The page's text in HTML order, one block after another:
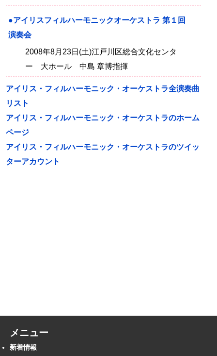
●アイリスフィルハーモニックオーケストラ 第１回
演奏会
2008年8月23日(土)江戸川区総合文化センタ
ー 大ホール 中島 章博指揮
アイリス・フィルハーモニック・オーケストラ全演奏曲
リスト
アイリス・フィルハーモニック・オーケストラのホーム
ページ
アイリス・フィルハーモニック・オーケストラのツイッ
ターアカウント
メニュー
新着情報